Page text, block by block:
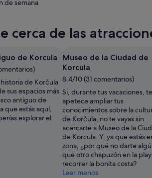
de semana
cerca de las
de Korcula
de Korčula
sus espacios más
antiguo de
que estás aquí,
explorar el
Museo de la Ciudad de
Korcula
8.4/10 (31 comentarios)
Si, durante tus vacaciones, te
apetece ampliar tus
conocimientos sobre la
de Korčula, no te vayas sin
acercarte a Museo de la
de Korcula. Y, ya que estás
zona, ¿por qué no darte
que otro chapuzón en la
recorrer la bonita costa?
Leer menos